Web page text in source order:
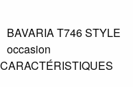
BAVARIA T746 STYLE
occasion
CARACTÉRISTIQUES